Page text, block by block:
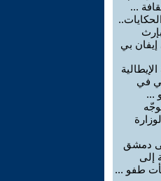
...
بي
في
...
دمشق
إلى
طفو ...